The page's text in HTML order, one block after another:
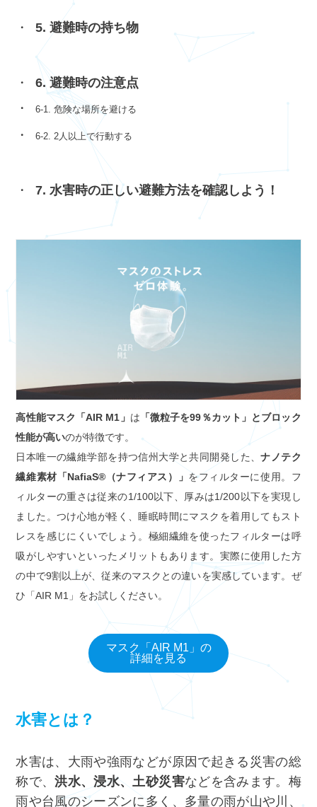
5. 避難時の持ち物
6. 避難時の注意点
6-1. 危険な場所を避ける
6-2. 2人以上で行動する
7. 水害時の正しい避難方法を確認しよう！
高性能マスク「AIR M1」 は 「微粒子を99％カット」とブロック
性能が高いのが特徴です。
日本唯一の繊維学部を持つ信州大学と共同開発した、ナノテク
繊維素材「NafiaS®（ナフィアス）」 をフィルターに使用。フ
ィルターの重さは従来の1/100以下、厚みは1/200以下を実現し
ました。つけ心地が軽く、睡眠時間にマスクを着用してもスト
レスを感じにくいでしょう。極細繊維を使ったフィルターは呼
吸がしやすいといったメリットもあります。実際に使用した方
の中で9割以上が、従来のマスクとの違いを実感しています。ぜ
ひ「AIR M1」をお試しください。
マスク「AIR M1」の
詳細を見る
水害とは？
水害は、大雨や強雨などが原因で起きる災害の総
称で、洪水、浸水、土砂災害などを含みます。梅
雨や台風のシーズンに多く、多量の雨が山や川、